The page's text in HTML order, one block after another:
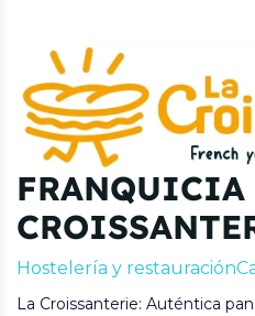
FRANQUICIA
Hostelería y restauración
La Croissanterie: Auténtica